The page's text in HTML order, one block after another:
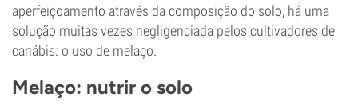
aperfeiçoamento através da composição do solo, há uma
solução muitas vezes negligenciada pelos cultivadores de
canábis: o uso de melaço.
Melaço: nutrir o solo